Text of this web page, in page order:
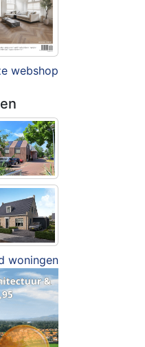
webshop
woningen